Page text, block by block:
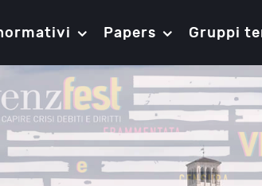
Papers Gruppi